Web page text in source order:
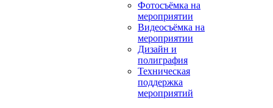
Фотосъёмка на
мероприятии
Видеосъёмка на
мероприятии
Дизайн и
полиграфия
Техническая
поддержка
мероприятий